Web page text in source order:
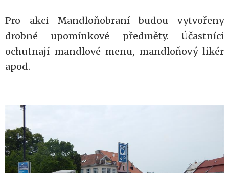
Pro akci Mandloňobraní budou vytvořeny
drobné upomínkové předměty. Účastníci
ochutnají mandlové menu, mandloňový likér
apod.